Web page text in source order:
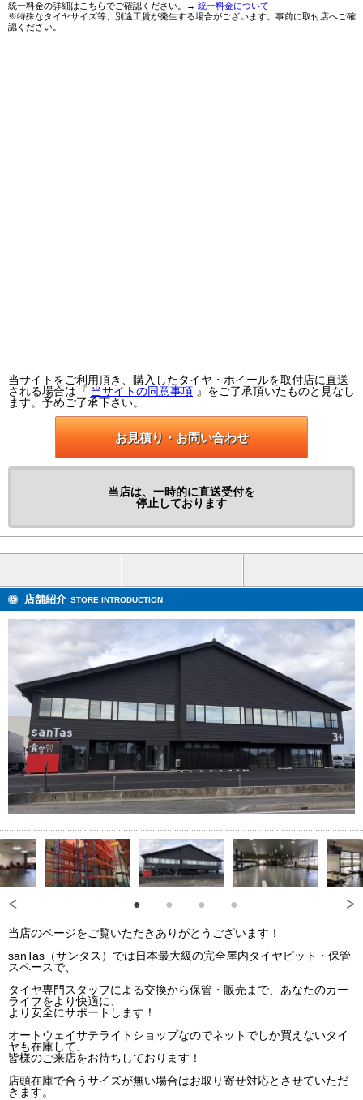
統一料金の詳細はこちらでご確認ください。→ 統一料金について
※特殊なタイヤサイズ等、別途工賃が発生する場合がございます。事前に取付店へご確
認ください。
当サイトをご利用頂き、購入したタイヤ・ホイールを取付店に直送
される場合は『 当サイトの同意事項 』をご了承頂いたものと見なし
ます。予めご了承下さい。
お見積り・お問い合わせ
当店は、一時的に直送受付を
停止しております
店舗紹介 STORE INTRODUCTION
当店のページをご覧いただきありがとうございます！
sanTas（サンタス）では日本最大級の完全屋内タイヤピット・保管
スペースで、
タイヤ専門スタッフによる交換から保管・販売まで、あなたのカー
ライフをより快適に、
より安全にサポートします！
オートウェイサテライトショップなのでネットでしか買えないタイ
ヤも在庫して、
皆様のご来店をお待ちしております！
店頭在庫で合うサイズが無い場合はお取り寄せ対応とさせていただ
きます。